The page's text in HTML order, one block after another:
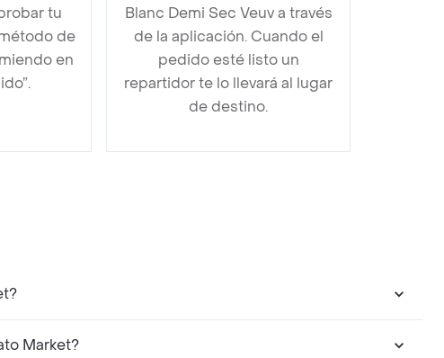
tu
de
en
Blanc Demi Sec Veuv a través
de la aplicación. Cuando el
pedido esté listo un
repartidor te lo llevará al lugar
de destino.
Market?